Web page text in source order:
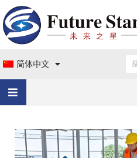
简体中文